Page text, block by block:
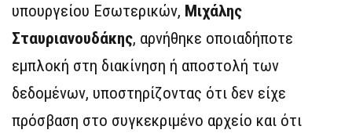
υπουργείου Εσωτερικών, Μιχάλης
Σταυριανουδάκης, αρνήθηκε οποιαδήποτε
εμπλοκή στη διακίνηση ή αποστολή των
δεδομένων, υποστηρίζοντας ότι δεν είχε
πρόσβαση στο συγκεκριμένο αρχείο και ότι